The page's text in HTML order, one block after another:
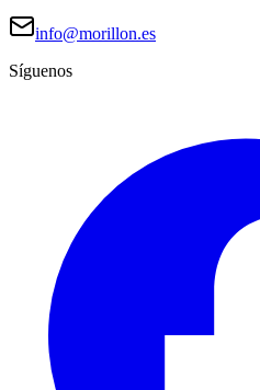
info@morillon.es
Síguenos